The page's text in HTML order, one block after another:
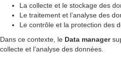
La collecte et le stockage des
Le traitement et l’analyse des
Le contrôle et la protection des
Dans ce contexte, le Data manager
collecte et l’analyse des données.